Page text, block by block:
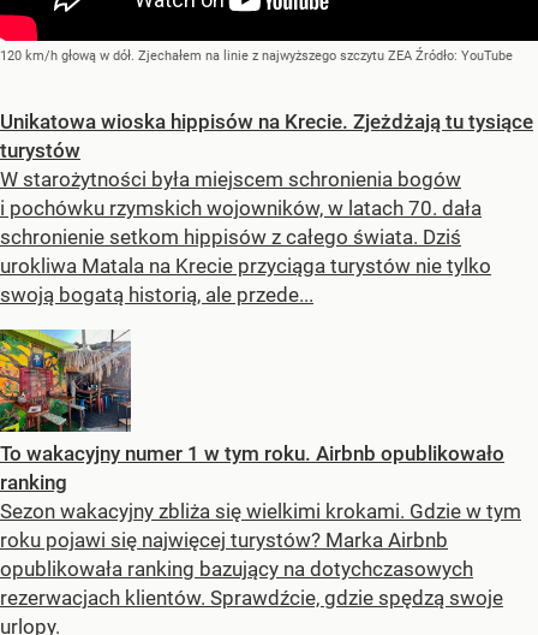
120 km/h głową w dół. Zjechałem na linie z najwyższego szczytu ZEA Źródło: YouTube
Unikatowa wioska hippisów na Krecie. Zjeżdżają tu tysiące
turystów
W starożytności była miejscem schronienia bogów
i pochówku rzymskich wojowników, w latach 70. dała
schronienie setkom hippisów z całego świata. Dziś
urokliwa Matala na Krecie przyciąga turystów nie tylko
swoją bogatą historią, ale przede...
To wakacyjny numer 1 w tym roku. Airbnb opublikowało
ranking
Sezon wakacyjny zbliża się wielkimi krokami. Gdzie w tym
roku pojawi się najwięcej turystów? Marka Airbnb
opublikowała ranking bazujący na dotychczasowych
rezerwacjach klientów. Sprawdźcie, gdzie spędzą swoje
urlopy.